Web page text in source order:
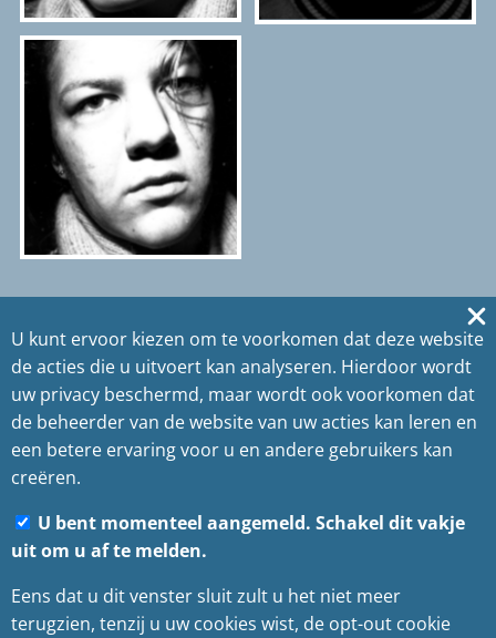
U kunt ervoor kiezen om te voorkomen dat deze website
de acties die u uitvoert kan analyseren. Hierdoor wordt
uw privacy beschermd, maar wordt ook voorkomen dat
de beheerder van de website van uw acties kan leren en
een betere ervaring voor u en andere gebruikers kan
creëren.
U bent momenteel aangemeld. Schakel dit vakje
uit om u af te melden.
Eens dat u dit venster sluit zult u het niet meer
terugzien, tenzij u uw cookies wist, de opt-out cookie
Plaats, tijd, compositie en één klik met mijn
rechteroog.
E-mail
EyeEm
YouTube
Copyright©2025
Photography Fontyn